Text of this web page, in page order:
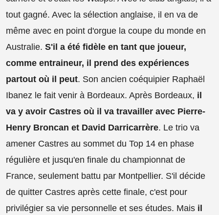
tout gagné. Avec la sélection anglaise, il en va de
même avec en point d'orgue la coupe du monde en
Australie. S'il a été fidèle en tant que joueur,
comme entraineur, il prend des expériences
partout où il peut. Son ancien coéquipier Raphaël
Ibanez le fait venir à Bordeaux. Après Bordeaux, il
va y avoir Castres où il va travailler avec Pierre-
Henry Broncan et David Darricarrère. Le trio va
amener Castres au sommet du Top 14 en phase
régulière et jusqu'en finale du championnat de
France, seulement battu par Montpellier. S'il décide
de quitter Castres après cette finale, c'est pour
privilégier sa vie personnelle et ses études. Mais il